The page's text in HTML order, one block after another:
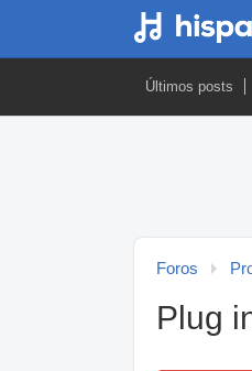
Últimos posts
Foros
Plug